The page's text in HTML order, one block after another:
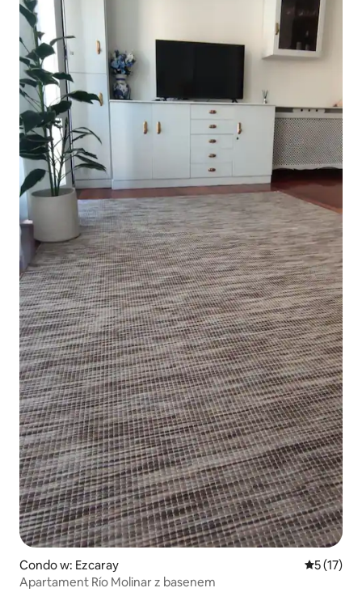
Condo w: Ezcaray Średnia
5 (17)
Apartament Río Molinar z basenem